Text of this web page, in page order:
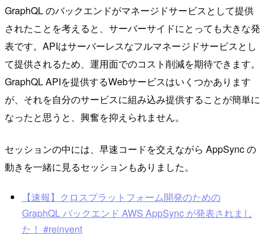
GraphQL のバックエンドがマネージドサービスとして提供
されたことを考えると、サーバーサイドにとっても大きな発
表です。APIはサーバーレスなフルマネージドサービスとし
て提供されるため、運用面でのコスト削減を期待できます。
GraphQL APIを提供するWebサービスはいくつかあります
が、それを自分のサービスに組み込み提供することが簡単に
なったと思うと、興奮を抑えられません。
セッションの中には、早速コードを交えながら AppSync の
動きを一緒に見るセッションもありました。
【速報】クロスプラットフォーム開発のための
GraphQL バックエンド AWS AppSync が発表されまし
た！ #reinvent